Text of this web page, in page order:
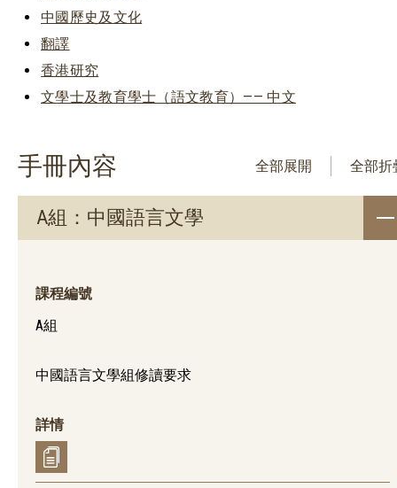
中國歷史及文化
翻譯
香港研究
文學⼠及教育學⼠（語文教育）—— 中文
手冊內容 全部展開 全部折
A組：中國語言文學
課程編號
A組
中國語言文學組修讀要求
詳情